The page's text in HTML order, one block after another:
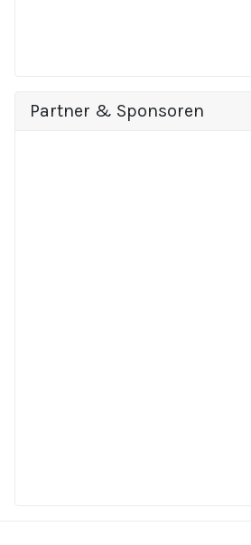
Partner & Sponsoren